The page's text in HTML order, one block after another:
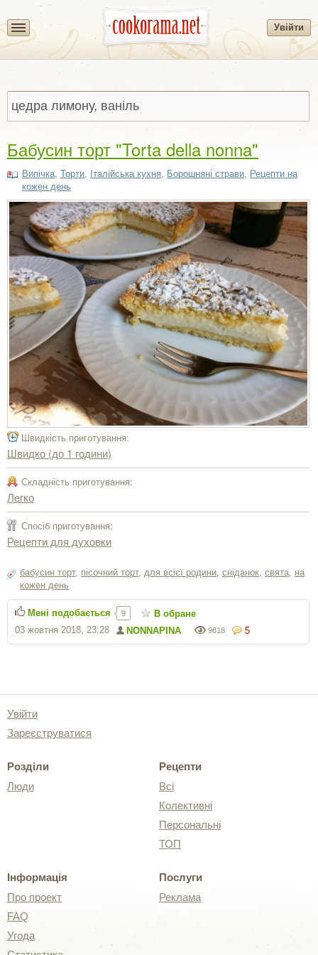
Увійти
Бабусин торт "Torta della nonna"
Випічка, Торти, Італійська кухня, Борошняні страви, Рецепти на
кожен день
Швидкість приготування:
Швидко (до 1 години)
Складність приготування:
Легко
Спосіб приготування:
Рецепти для духовки
бабусин торт, пісочний торт, для всієї родини, сніданок, свята, на
кожен день
5
9818
NONNAPINA
03 жовтня 2018, 23:28
Мені подобається 9 В обране
Увійти
Зареєструватися
Розділи
Люди
Рецепти
Всі
Колективні
Персональні
ТОП
Інформація
Про проект
FAQ
Угода
Послуги
Реклама